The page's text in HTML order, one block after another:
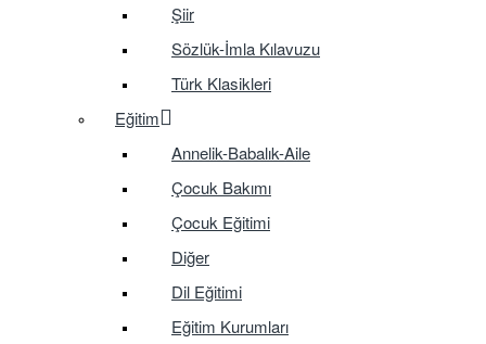
Şiir
Sözlük-İmla Kılavuzu
Türk Klasikleri
Eğitim
Annelik-Babalık-Aile
Çocuk Bakımı
Çocuk Eğitimi
Diğer
Dil Eğitimi
Eğitim Kurumları